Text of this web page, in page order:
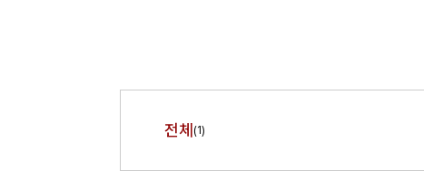
전체 (1)